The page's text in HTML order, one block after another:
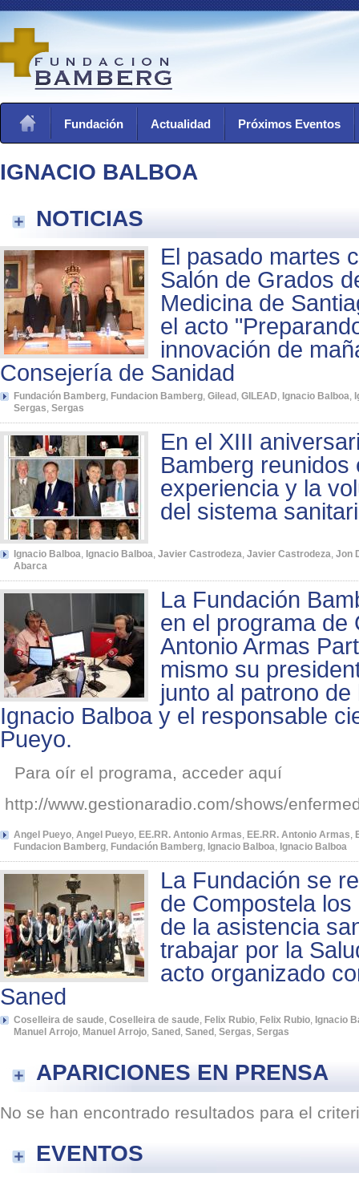
Fundación Actualidad Próximos Eventos
IGNACIO BALBOA
NOTICIAS
El pasado martes
Salón de Grados
Medicina de
el acto
innovación de
Consejería de Sanidad
Fundación Bamberg Fundacion Bamberg Gilead GILEAD Ignacio Balboa
Sergas Sergas
En el XIII
Bamberg reunidos
experiencia y la
del sistema
Ignacio Balboa Ignacio Balboa Javier Castrodeza Javier Castrodeza Jon
Abarca
La Fundación
en el programa de
Antonio Armas
mismo su
junto al patrono
Ignacio Balboa y el responsable
Pueyo.
Para oír el programa, acceder aquí
http://www.gestionaradio.com/shows/
Angel Pueyo Angel Pueyo EE.RR. Antonio Armas EE.RR. Antonio Armas
Fundacion Bamberg Fundación Bamberg Ignacio Balboa Ignacio Balboa
La Fundación se
de Compostela
de la asistencia
trabajar por la
acto organizado
Saned
Coselleira de saude Coselleira de saude Felix Rubio Felix Rubio Ignacio
Manuel Arrojo Manuel Arrojo Saned Saned Sergas Sergas
APARICIONES EN PRENSA
No se han encontrado resultados para el
EVENTOS